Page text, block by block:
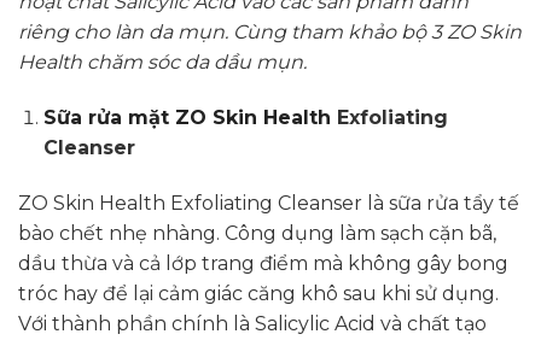
riêng cho làn da mụn. Cùng tham khảo bộ 3 ZO Skin
Health chăm sóc da dầu mụn.
Sữa rửa mặt ZO Skin Health Exfoliating
Cleanser
ZO Skin Health Exfoliating Cleanser là sữa rửa tẩy tế
bào chết nhẹ nhàng. Công dụng làm sạch cặn bã,
dầu thừa và cả lớp trang điểm mà không gây bong
tróc hay để lại cảm giác căng khô sau khi sử dụng.
Với thành phần chính là Salicylic Acid và chất tạo